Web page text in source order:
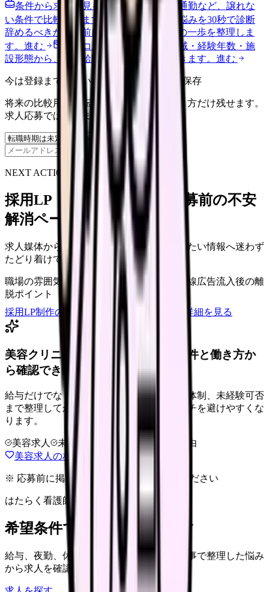
条件から求人を見る
夜勤回数・残業・通勤など、譲れな
い条件で比較できます。進む
職場の悩みを30秒で診断
辞めるべきか迷う前に、悩みの種類と次の一歩を整理しま
す。 進む 給料コンパスで比較する
地域・経験年数・施
設形態から、今の給料の現在地を確認できます。 進む
今は登録までしない人向け: 希望条件だけ保存
将来の比較用に、転職時期と気になる働き方だけ残せます。
求人応募ではありません。
保存
NEXT ACTION FOR CLINICS
採用LP・求人ページを、応募前の不安
解消ページにできます
求人媒体から来た看護師が、応募前に知りたい情報へ迷わず
たどり着けていますか？
職場の雰囲気・教育体制 スマホでの応募導線広告流入後の離
脱ポイント
採用LP制作の見積もりを依頼
サービス詳細を見る
美容クリニックに向いているか、条件と働き方か
ら確認できます。
給与だけでなく、ノルマ、土日勤務、教育体制、未経験可否
まで整理してから求人を見た方がミスマッチを避けやすくな
ります。
美容求人 未経験可 高年収志向
退会自由
美容求人の相談前チェックを見る
※ 応募前に掲載元の最新情報を確認してください
はたらく看護師さん 求人
希望条件で看護師求人を探す
給与、夜勤、休み、ブランクなど、この記事で整理した悩み
から求人を確認できます。